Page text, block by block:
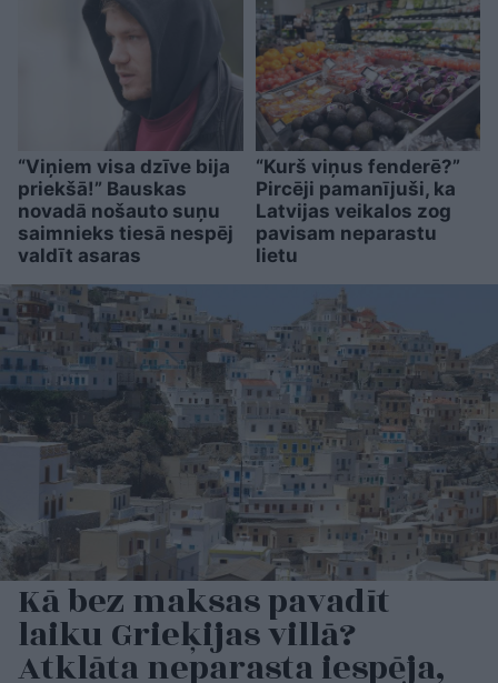
“Viņiem visa dzīve bija
priekšā!” Bauskas
novadā nošauto suņu
saimnieks tiesā nespēj
valdīt asaras
“Kurš viņus fenderē?”
Pircēji pamanījuši, ka
Latvijas veikalos zog
pavisam neparastu
lietu
Kā bez maksas pavadīt
laiku Grieķijas villā?
Atklāta neparasta iespēja,